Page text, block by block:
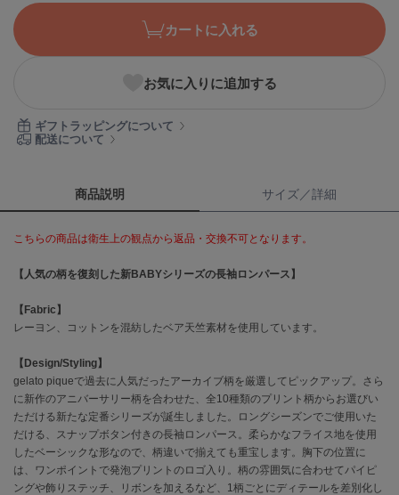
バブアー
CELFORD
セロン
Clarks Premium
クラークス
CODE A
コードエー
COLE HAAN
コール ハーン
CONVERSE
コンバース
カートに入れる
お気に入りに追加する
ギフトラッピングについて
配送について
商品説明 サイズ／詳細
こちらの商品は衛生上の観点から返品・交換不可となります。
【人気の柄を復刻した新BABYシリーズの長袖ロンパース】
【Fabric】
レーヨン、コットンを混紡したベア天竺素材を使用しています。
【Design/Styling】
gelato piqueで過去に人気だったアーカイブ柄を厳選してピックアップ。さら
に新作のアニバーサリー柄を合わせた、全10種類のプリント柄からお選びい
ただける新たな定番シリーズが誕生しました。ロングシーズンでご使用いた
だける、スナップボタン付きの長袖ロンパース。柔らかなフライス地を使用
したベーシックな形なので、柄違いで揃えても重宝します。胸下の位置に
は、ワンポイントで発泡プリントのロゴ入り。柄の雰囲気に合わせてパイピ
ングや飾りステッチ、リボンを加えるなど、1柄ごとにディテールを差別化し